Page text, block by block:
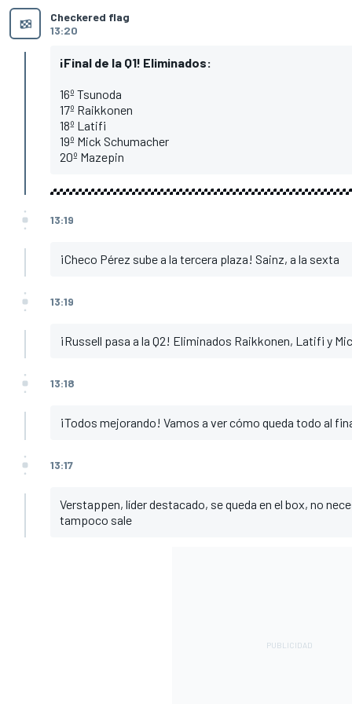
Checkered flag
13:20
¡Final de la Q1! Eliminados:
16º Tsunoda
17º Raikkonen
18º Latifi
19º Mick Schumacher
20º Mazepin
13:19
¡Checo Pérez sube a la tercera plaza! Sainz, a la sexta
13:19
¡Russell pasa a la Q2! Eliminados Raikkonen, Latifi y
13:18
¡Todos mejorando! Vamos a ver cómo queda todo al
13:17
Verstappen, líder destacado, se queda en el box, no
tampoco sale